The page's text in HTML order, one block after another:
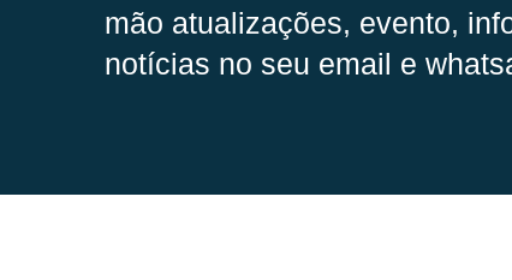
mão atualizações, evento,
notícias no seu email e